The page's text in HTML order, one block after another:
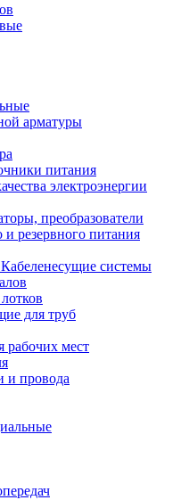
арматуры
питания
электроэнергии
преобразователи
резервного питания
Кабеленесущие системы
для труб
рабочих мест
и провода